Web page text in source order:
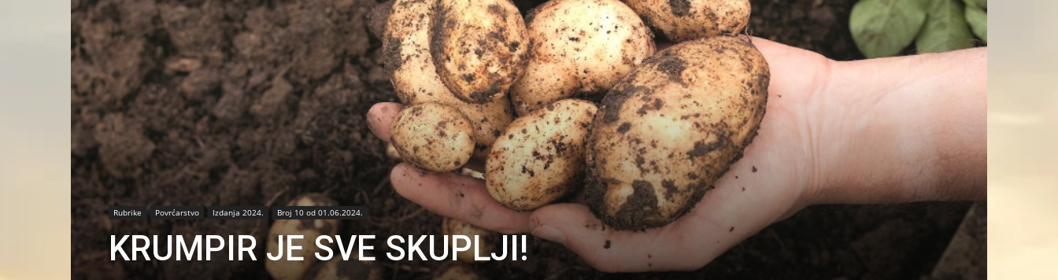
Rubrike Povrćarstvo Izdanja 2024. Broj 10 od 01.06.2024.
KRUMPIR JE SVE SKUPLJI!